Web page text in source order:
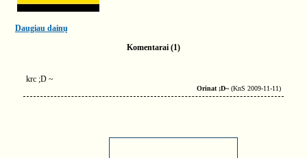
Daugiau dainų
Komentarai (1)
krc ;D ~
Orinat ;D~ (KnS 2009-11-11)